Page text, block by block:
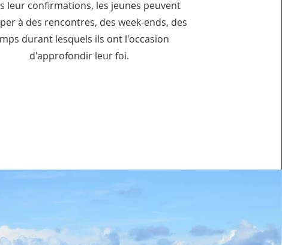
leur confirmations, les jeunes peuvent
à des rencontres, des week-ends, des
durant lesquels ils ont l'occasion
d'approfondir leur foi.